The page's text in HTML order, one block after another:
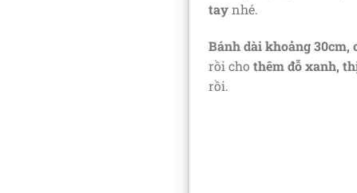
taynhé.
Bánh dài khoảng 30cm,
rồi cho thêm đỗ xanh,
rồi.